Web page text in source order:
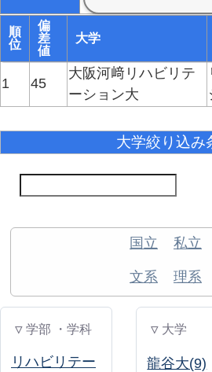
順
位
偏
差
値
大学
1 45
大阪河﨑リハビリテ
ーション大
大学絞り込み
国立 私立
文系 理系
▽ 学部 ・学科
リハビリテー
▽ 大学
龍谷大(9)